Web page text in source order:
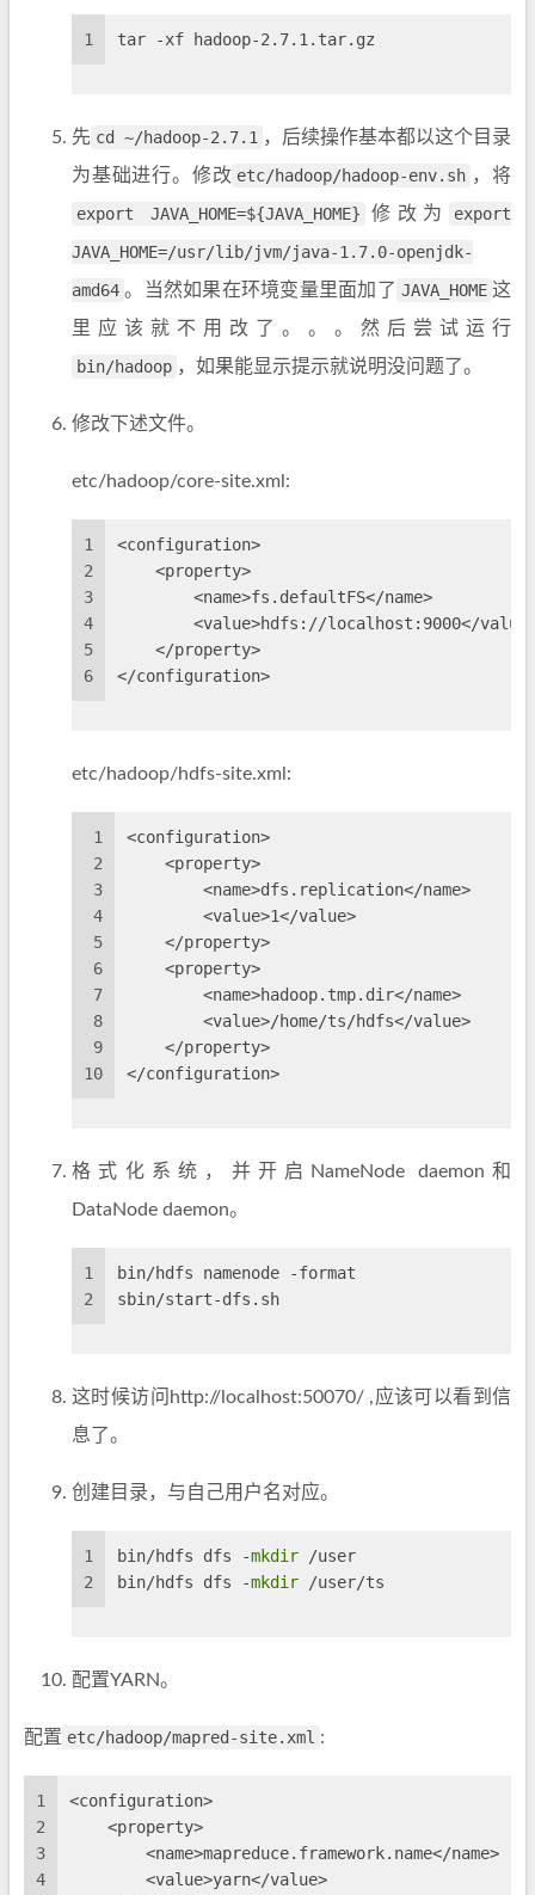
1 tar -xf hadoop-2.7.1.tar.gz
先 cd ~/hadoop-2.7.1 ，后续操作基本都以这个目录
为基础进行。修改 etc/hadoop/hadoop-env.sh ，将
export JAVA_HOME=${JAVA_HOME}
修改为
export
JAVA_HOME=/usr/lib/jvm/java-1.7.0-openjdk-
amd64 。当然如果在环境变量里面加了 JAVA_HOME 这
里应该就不用改了。。。然后尝试运行
bin/hadoop ，如果能显示提示就说明没问题了。
修改下述文件。
etc/hadoop/core-site.xml:
1
2
3
4
5
6
<configuration>
    <property>
        <name>fs.defaultFS</name>
<value>hdfs://localhost:9000</
    </property>
</configuration>
etc/hadoop/hdfs-site.xml:
1
2
3
4
5
6
7
8
9
10
<configuration>
    <property>
        <name>dfs.replication</name>
        <value>1</value>
    </property>
    <property>
<name>hadoop.tmp.dir</name>
<value>/home/ts/hdfs</value>
</property>
</configuration>
格式化系统，并开启NameNode daemon和
DataNode daemon。
1
2
bin/hdfs namenode -format
sbin/start-dfs.sh
这时候访问http://localhost:50070/ ,应该可以看到信
息了。
创建目录，与自己用户名对应。
1
2
bin/hdfs dfs -mkdir /user
bin/hdfs dfs -mkdir /user/ts
配置YARN。
配置 etc/hadoop/mapred-site.xml :
1
2
3
4
<configuration>
    <property>
        <name>mapreduce.framework.name</name>
        <value>yarn</value>